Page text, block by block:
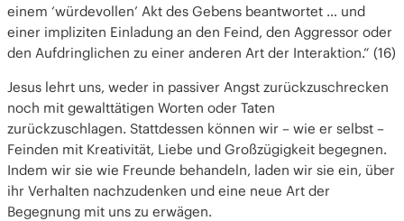
einem ‘würdevollen’ Akt des Gebens beantwortet … und
einer impliziten Einladung an den Feind, den Aggressor oder
den Aufdringlichen zu einer anderen Art der Interaktion.“ (16)
Jesus lehrt uns, weder in passiver Angst zurückzuschrecken
noch mit gewalttätigen Worten oder Taten
zurückzuschlagen. Stattdessen können wir – wie er selbst –
Feinden mit Kreativität, Liebe und Großzügigkeit begegnen.
Indem wir sie wie Freunde behandeln, laden wir sie ein, über
ihr Verhalten nachzudenken und eine neue Art der
Begegnung mit uns zu erwägen.